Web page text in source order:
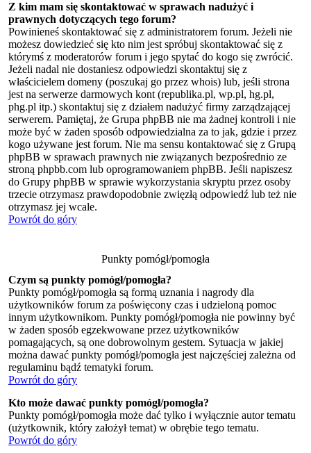
Z kim mam się skontaktować w sprawach nadużyć i
prawnych dotyczących tego forum?
Powinieneś skontaktować się z administratorem forum. Jeżeli nie
możesz dowiedzieć się kto nim jest spróbuj skontaktować się z
którymś z moderatorów forum i jego spytać do kogo się zwrócić.
Jeżeli nadal nie dostaniesz odpowiedzi skontaktuj się z
właścicielem domeny (poszukaj go przez whois) lub, jeśli strona
jest na serwerze darmowych kont (republika.pl, wp.pl, hg.pl,
phg.pl itp.) skontaktuj się z działem nadużyć firmy zarządzającej
serwerem. Pamiętaj, że Grupa phpBB nie ma żadnej kontroli i nie
może być w żaden sposób odpowiedzialna za to jak, gdzie i przez
kogo używane jest forum. Nie ma sensu kontaktować się z Grupą
phpBB w sprawach prawnych nie związanych bezpośrednio ze
stroną phpbb.com lub oprogramowaniem phpBB. Jeśli napiszesz
do Grupy phpBB w sprawie wykorzystania skryptu przez osoby
trzecie otrzymasz prawdopodobnie zwięzłą odpowiedź lub też nie
otrzymasz jej wcale.
Powrót do góry
Punkty pomógł/pomogła
Czym są punkty pomógł/pomogła?
Punkty pomógł/pomogła są formą uznania i nagrody dla
użytkowników forum za poświęcony czas i udzieloną pomoc
innym użytkownikom. Punkty pomógł/pomogła nie powinny być
w żaden sposób egzekwowane przez użytkowników
pomagających, są one dobrowolnym gestem. Sytuacja w jakiej
można dawać punkty pomógł/pomogła jest najczęściej zależna od
regulaminu bądź tematyki forum.
Powrót do góry
Kto może dawać punkty pomógł/pomogła?
Punkty pomógł/pomogła może dać tylko i wyłącznie autor tematu
(użytkownik, który założył temat) w obrębie tego tematu.
Powrót do góry